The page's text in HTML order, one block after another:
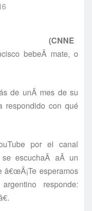
(CNNE
bebeÂ mate, o
de unÂ mes de su
respondido con qué
por el canal
escuchaÂ aÂ un
esperamos
responde: